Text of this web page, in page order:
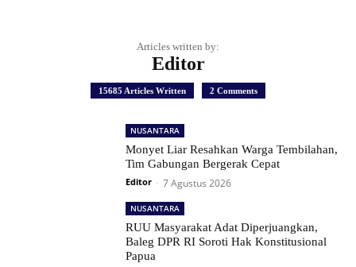
Articles written by:
Editor
15685 Articles Written 2 Comments
NUSANTARA
Monyet Liar Resahkan Warga Tembilahan,
Tim Gabungan Bergerak Cepat
Editor - 7 Agustus 2026
NUSANTARA
RUU Masyarakat Adat Diperjuangkan,
Baleg DPR RI Soroti Hak Konstitusional
Papua